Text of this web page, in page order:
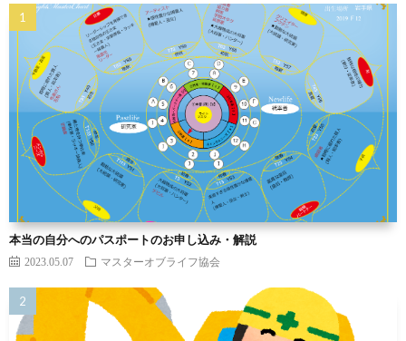
本当の自分へのパスポートのお申し込み・解説
2023.05.07 マスターオブライフ協会